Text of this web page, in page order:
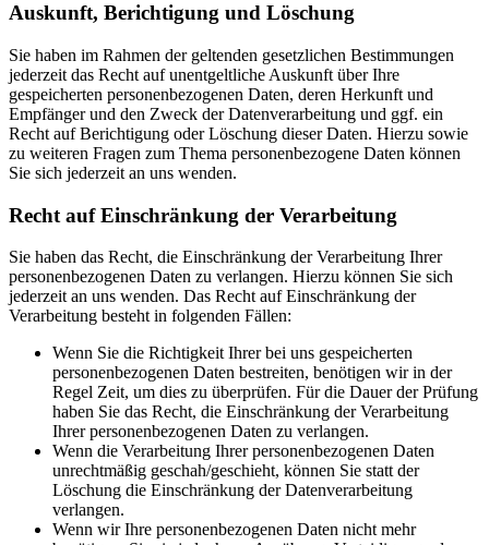
Auskunft, Berichtigung und Löschung
Sie haben im Rahmen der geltenden gesetzlichen Bestimmungen
jederzeit das Recht auf unentgeltliche Auskunft über Ihre
gespeicherten personenbezogenen Daten, deren Herkunft und
Empfänger und den Zweck der Datenverarbeitung und ggf. ein
Recht auf Berichtigung oder Löschung dieser Daten. Hierzu sowie
zu weiteren Fragen zum Thema personenbezogene Daten können
Sie sich jederzeit an uns wenden.
Recht auf Einschränkung der Verarbeitung
Sie haben das Recht, die Einschränkung der Verarbeitung Ihrer
personenbezogenen Daten zu verlangen. Hierzu können Sie sich
jederzeit an uns wenden. Das Recht auf Einschränkung der
Verarbeitung besteht in folgenden Fällen:
Wenn Sie die Richtigkeit Ihrer bei uns gespeicherten
personenbezogenen Daten bestreiten, benötigen wir in der
Regel Zeit, um dies zu überprüfen. Für die Dauer der Prüfung
haben Sie das Recht, die Einschränkung der Verarbeitung
Ihrer personenbezogenen Daten zu verlangen.
Wenn die Verarbeitung Ihrer personenbezogenen Daten
unrechtmäßig geschah/geschieht, können Sie statt der
Löschung die Einschränkung der Datenverarbeitung
verlangen.
Wenn wir Ihre personenbezogenen Daten nicht mehr